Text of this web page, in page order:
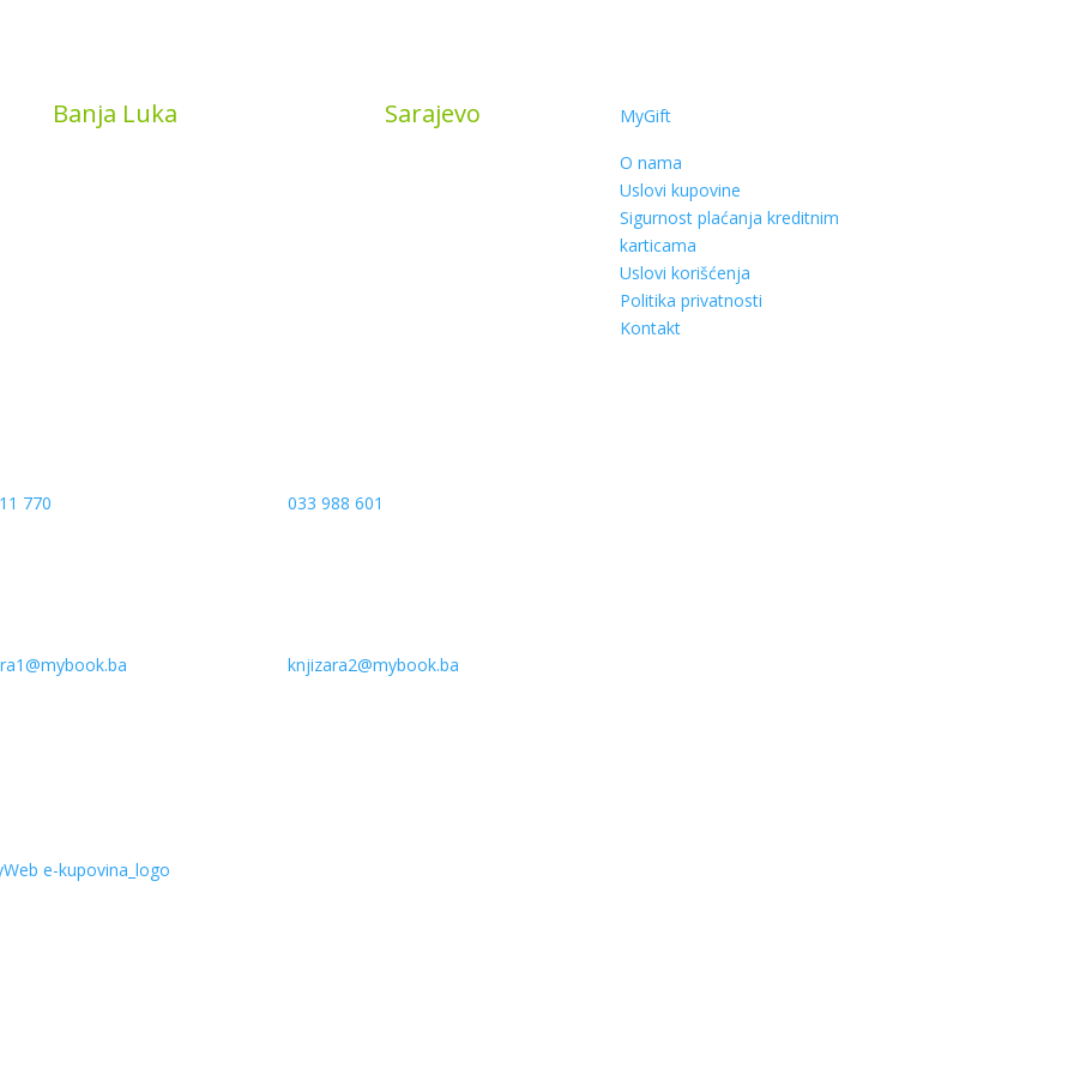
Banja Luka
770
Sarajevo
033 988 601
knjizara2@mybook.ba
MyGift
O nama
Uslovi kupovine
Sigurnost plaćanja kreditnim
karticama
Uslovi korišćenja
Politika privatnosti
Kontakt